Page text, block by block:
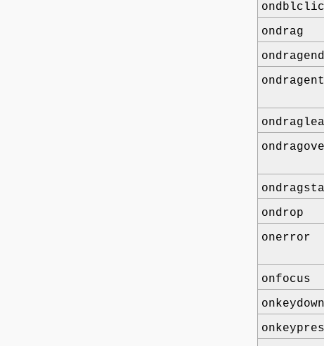
ondrag
ondragend
ondrop
onerror
onfocus
onkeydown